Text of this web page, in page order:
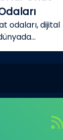
odaları, dijital